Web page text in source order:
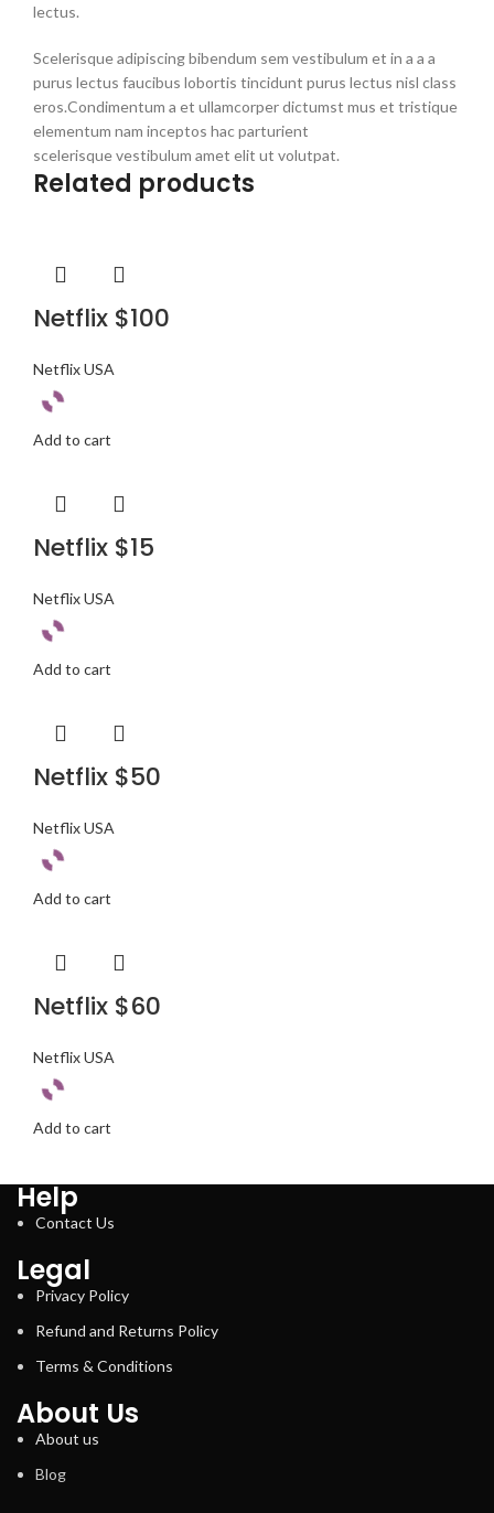
lectus.
Scelerisque adipiscing bibendum sem vestibulum et in a a a
purus lectus faucibus lobortis tincidunt purus lectus nisl class
eros.Condimentum a et ullamcorper dictumst mus et tristique
elementum nam inceptos hac parturient
scelerisque vestibulum amet elit ut volutpat.
Related products
Netflix $100
Netflix USA
Add to cart
Netflix $15
Netflix USA
Add to cart
Netflix $50
Netflix USA
Add to cart
Netflix $60
Netflix USA
Add to cart
Help
Contact Us
Legal
Privacy Policy
Refund and Returns Policy
Terms & Conditions
About Us
About us
Blog